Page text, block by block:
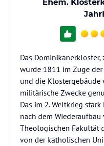
Ehem.
Das
wurde 1811 im Zuge
und die
militärische Zwecke
Das im 2. Weltkrieg
nach dem
Theologischen Fakultät
von der katholischen